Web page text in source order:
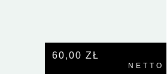
60,00 ZŁ
NETTO